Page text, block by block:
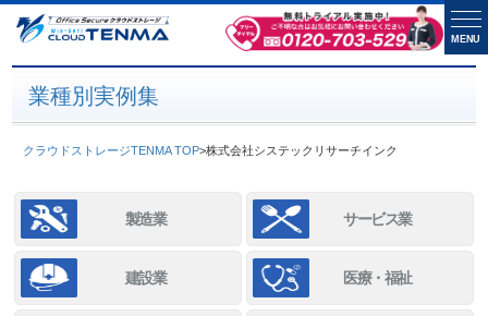
業種別実例集
クラウドストレージTENMA TOP>株式会社システックリサーチインク
製造業 サービス業
建設業 医療・福祉
MENU